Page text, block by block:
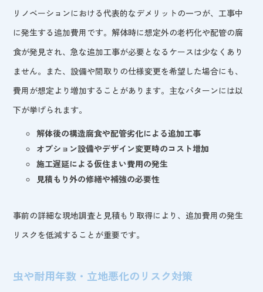
リノベーションにおける代表的なデメリットの一つが、工事中
に発生する追加費用です。解体時に想定外の老朽化や配管の腐
食が発見され、急な追加工事が必要となるケースは少なくあり
ません。また、設備や間取りの仕様変更を希望した場合にも、
費用が想定より増加することがあります。主なパターンには以
下が挙げられます。
解体後の構造腐食や配管劣化による追加工事
オプション設備やデザイン変更時のコスト増加
施工遅延による仮住まい費用の発生
見積もり外の修繕や補強の必要性
事前の詳細な現地調査と見積もり取得により、追加費用の発生
リスクを低減することが重要です。
虫や耐用年数・立地悪化のリスク対策